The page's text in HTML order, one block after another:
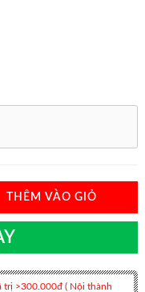
THÊM VÀO GIỎ
trị >300.000đ ( Nội thành